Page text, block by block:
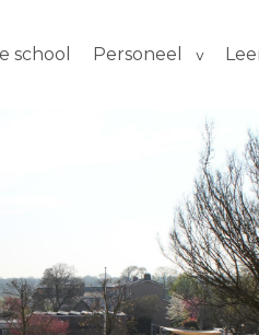
school Personeel